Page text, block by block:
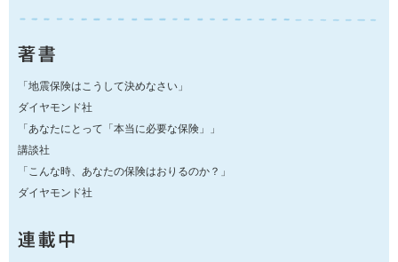
「地震保険はこうして決めなさい」
ダイヤモンド社
「あなたにとって「本当に必要な保険」」
講談社
「こんな時、あなたの保険はおりるのか？」
ダイヤモンド社